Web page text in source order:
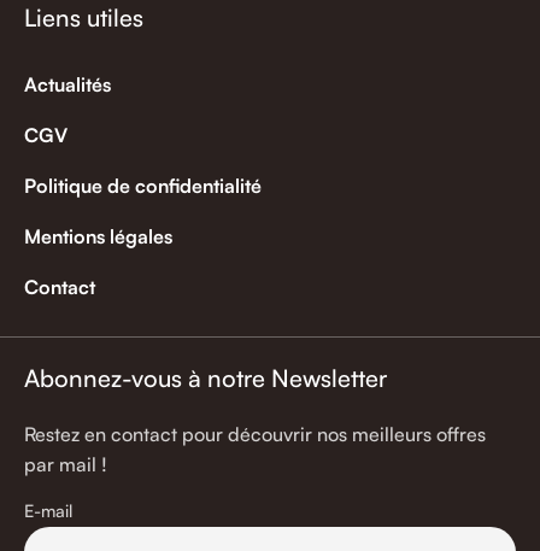
Liens utiles
Actualités
CGV
Politique de confidentialité
Mentions légales
Contact
Abonnez-vous à notre Newsletter
Restez en contact pour découvrir nos meilleurs offres
par mail !
E-mail